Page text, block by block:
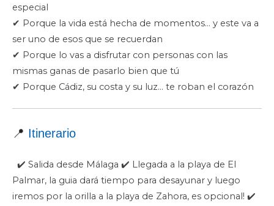
especial
✔ Porque la vida está hecha de momentos… y este va a
ser uno de esos que se recuerdan
✔ Porque lo vas a disfrutar con personas con las
mismas ganas de pasarlo bien que tú
✔ Porque Cádiz, su costa y su luz… te roban el corazón
📍 Itinerario
✔️ Salida desde Málaga ✔️ Llegada a la playa de El
Palmar, la guia dará tiempo para desayunar y luego
iremos por la orilla a la playa de Zahora, es opcional! ✔️